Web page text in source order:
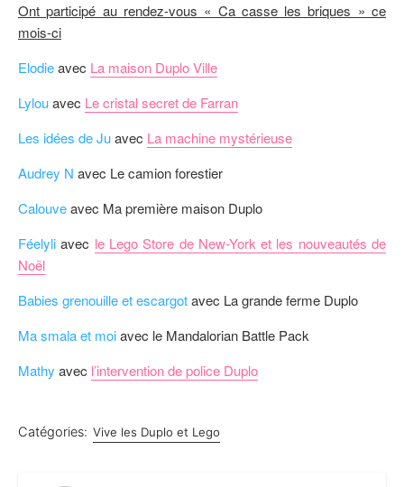
Ont participé au rendez-vous « Ca casse les briques » ce
mois-ci
Elodieavec La maison Duplo Ville
Lylouavec Le cristal secret de Farran
Les idées de Juavec La machine mystérieuse
Audrey N avec Le camion forestier
Calouveavec Ma première maison Duplo
Féelyli avec le Lego Store de New-York et les nouveautés de
Noël
Babies grenouille et escargotavec La grande ferme Duplo
Ma smala et moiavec le Mandalorian Battle Pack
Mathy avec l’intervention de police Duplo
Catégories: Vive les Duplo et Lego